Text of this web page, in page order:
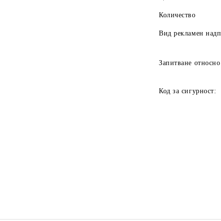
Количество
Вид рекламен
Запитване относно
Код за сигурност: